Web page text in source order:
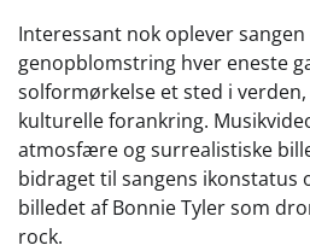
Interessant nok oplever sangen
genopblomstring hver eneste
solformørkelse et sted i
kulturelle forankring.
atmosfære og surrealistiske
bidraget til sangens ikonstatus
billedet af Bonnie Tyler som
rock.